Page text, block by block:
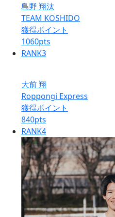
島野 翔汰
TEAM KOSHIDO
獲得ポイント
1060pts
RANK3
大前 翔
Roppongi Express
獲得ポイント
840pts
RANK4